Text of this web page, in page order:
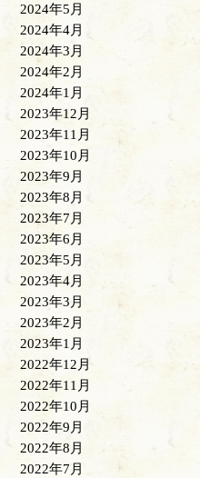
2024年5月
2024年4月
2024年3月
2024年2月
2024年1月
2023年12月
2023年11月
2023年10月
2023年9月
2023年8月
2023年7月
2023年6月
2023年5月
2023年4月
2023年3月
2023年2月
2023年1月
2022年12月
2022年11月
2022年10月
2022年9月
2022年8月
2022年7月